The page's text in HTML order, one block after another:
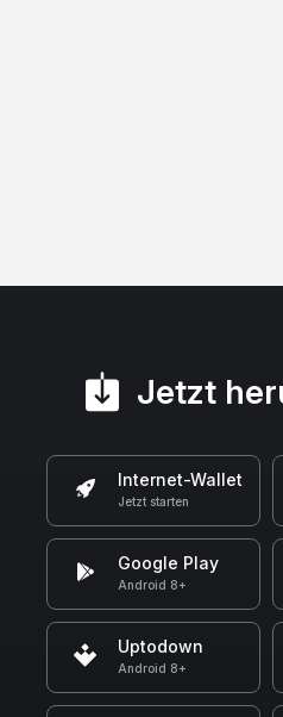
Jetzt
Internet-Wallet
Jetzt starten
Google Play
Android 8+
Uptodown
Android 8+